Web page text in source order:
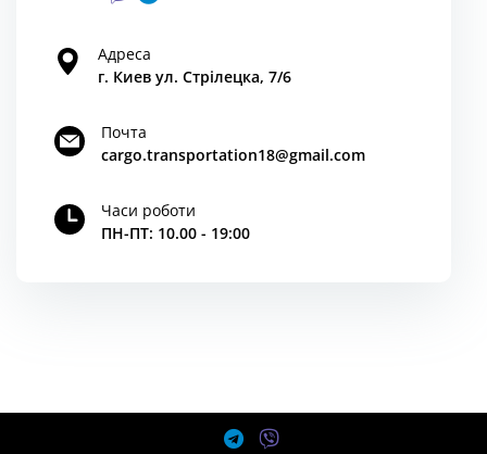
Адреса
г. Киев ул. Стрілецка, 7/6
Почта
cargo.transportation18@gmail.com
Часи роботи
ПН-ПТ: 10.00 - 19:00